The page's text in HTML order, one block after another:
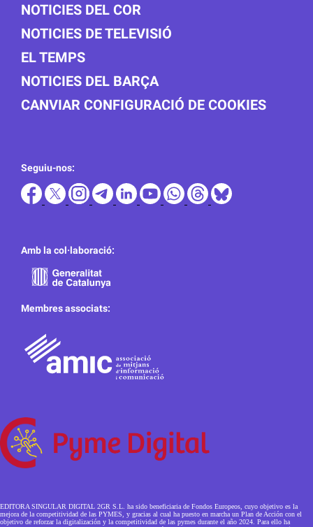
NOTICIES DEL COR
NOTICIES DE TELEVISIÓ
EL TEMPS
NOTICIES DEL BARÇA
CANVIAR CONFIGURACIÓ DE COOKIES
Seguiu-nos:
Amb la col·laboració:
Membres associats:
EDITORA SINGULAR DIGITAL 2GR S.L. ha sido beneficiaria de Fondos Europeos, cuyo objetivo es la
mejora de la competitividad de las PYMES, y gracias al cual ha puesto en marcha un Plan de Acción con el
objetivo de reforzar la digitalización y la competitividad de las pymes durante el año 2024. Para ello ha